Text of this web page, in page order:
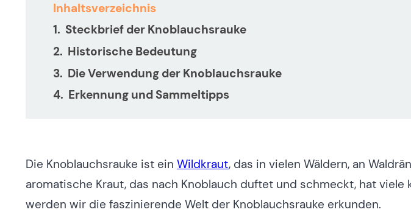
Inhaltsverzeichnis
Steckbrief der Knoblauchsrauke
Historische Bedeutung
Die Verwendung der Knoblauchsrauke
Erkennung und Sammeltipps
Die Knoblauchsrauke ist ein Wildkraut, das in vielen Wäldern, an
aromatische Kraut, das nach Knoblauch duftet und schmeckt, hat
werden wir die faszinierende Welt der Knoblauchsrauke erkunden.